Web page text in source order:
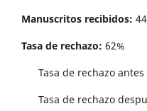
Manuscritos recibidos: 44
Tasa de rechazo: 62%
Tasa de rechazo antes
Tasa de rechazo